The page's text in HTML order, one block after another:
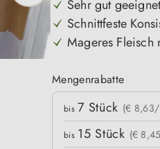
Sehr gut
Schnittfeste
Mageres Fleisch
Mengenrabatte
Mengenrabatte
bis 7 Stück (€
bis 15 Stück (€